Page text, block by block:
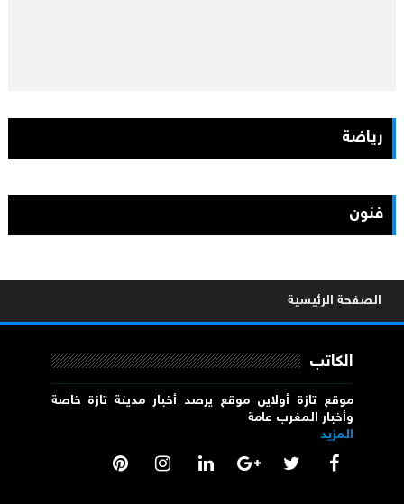
رياضة
فنون
الصفحة الرئيسية
الكاتب
موقع تازة أولاين موقع يرصد أخبار مدينة تازة خاصة
وأخبار المغرب عامة
المزيد